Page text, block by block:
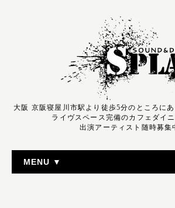
大阪 京阪寝屋川市駅より徒歩5分のところに
ライヴスペース完備のカフェダイニ
出演アーティスト随時募集
MENU ▼